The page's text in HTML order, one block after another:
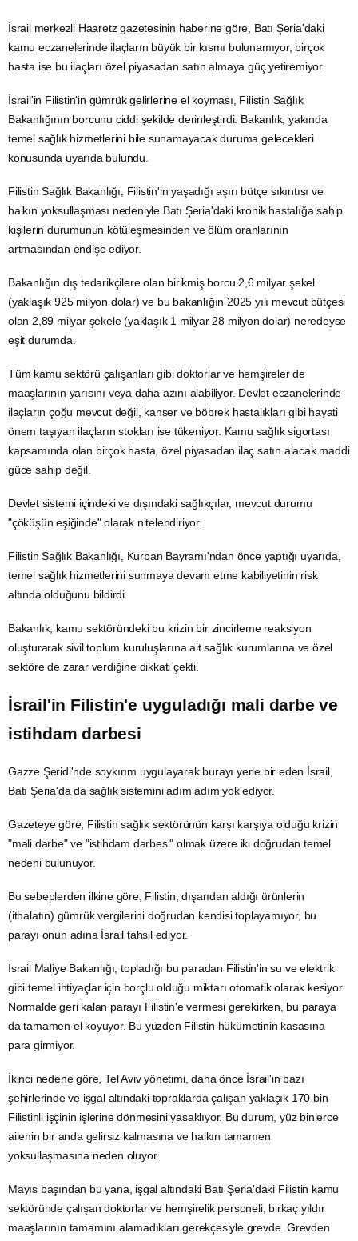
İsrailmerkezli Haaretz gazetesinin haberine göre, Batı Şeria'daki
kamu eczanelerinde ilaçların büyük bir kısmı bulunamıyor, birçok
hasta ise bu ilaçları özel piyasadan satın almaya güç yetiremiyor.
İsrail'in Filistin'in gümrükgelirlerine el koyması, Filistin Sağlık
Bakanlığının borcunu ciddi şekilde derinleştirdi. Bakanlık, yakında
temel sağlık hizmetlerini bile sunamayacak duruma gelecekleri
konusunda uyarıda bulundu.
Filistin Sağlık Bakanlığı, Filistin'in yaşadığı aşırı bütçe sıkıntısı ve
halkın yoksullaşması nedeniyle Batı Şeria'daki kronik hastalığa sahip
kişilerin durumunun kötüleşmesinden ve ölüm oranlarının
artmasından endişeediyor.
Bakanlığın dış tedarikçilere olan birikmiş borcu 2,6 milyar şekel
(yaklaşık 925 milyon dolar) ve bu bakanlığın 2025 yılı mevcut bütçesi
olan 2,89 milyar şekele (yaklaşık 1 milyar 28 milyon dolar) neredeyse
eşit durumda.
Tüm kamu sektörü çalışanları gibi doktorlar ve hemşireler de
maaşlarının yarısını veya daha azını alabiliyor. Devlet eczanelerinde
ilaçların çoğu mevcut değil, kanser ve böbrek hastalıkları gibi hayati
önem taşıyan ilaçların stokları ise tükeniyor. Kamu sağlık sigortası
kapsamında olan birçok hasta, özel piyasadan ilaç satın alacak maddi
güce sahip değil.
Devlet sistemi içindeki ve dışındaki sağlıkçılar, mevcut durumu
"çöküşün eşiğinde" olarak nitelendiriyor.
Filistin Sağlık Bakanlığı, Kurban Bayramı'ndan önce yaptığı uyarıda,
temel sağlık hizmetlerini sunmaya devam etme kabiliyetinin risk
altında olduğunu bildirdi.
Bakanlık, kamu sektöründeki bu krizin bir zincirleme reaksiyon
oluşturarak sivil toplum kuruluşlarına ait sağlık kurumlarına ve özel
sektöre de zarar verdiğine dikkati çekti.
İsrail'in Filistin'e uyguladığı mali darbe ve
istihdam darbesi
Gazze Şeridi'nde soykırım uygulayarak burayı yerle bir eden İsrail,
Batı Şeria'da da sağlık sistemini adım adım yok ediyor.
Gazeteye göre, Filistin sağlık sektörünün karşı karşıya olduğu krizin
"mali darbe" ve "istihdam darbesi" olmak üzere iki doğrudan temel
nedeni bulunuyor.
Bu sebeplerden ilkine göre, Filistin, dışarıdan aldığı ürünlerin
(ithalatın) gümrük vergilerini doğrudan kendisi toplayamıyor, bu
parayı onun adına İsrail tahsil ediyor.
İsrail Maliye Bakanlığı, topladığı bu paradan Filistin'insu veelektrik
gibi temel ihtiyaçlar için borçlu olduğu miktarı otomatik olarak kesiyor.
Normalde geri kalan parayı Filistin'e vermesi gerekirken, bu paraya
da tamamen el koyuyor. Bu yüzden Filistin hükümetinin kasasına
para girmiyor.
İkinci nedene göre, Tel Aviv yönetimi, daha önce İsrail'in bazı
şehirlerinde ve işgal altındaki topraklarda çalışan yaklaşık 170 bin
Filistinli işçinin işlerine dönmesini yasaklıyor. Bu durum, yüz binlerce
ailenin bir anda gelirsiz kalmasına ve halkın tamamen
yoksullaşmasına neden oluyor.
Mayıs başından bu yana, işgal altındaki Batı Şeria'daki Filistin kamu
sektöründe çalışan doktorlar ve hemşirelik personeli, birkaç yıldır
maaşlarının tamamını alamadıkları gerekçesiyle grevde. Grevden